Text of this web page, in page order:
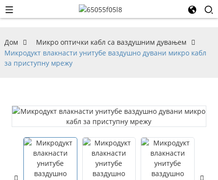
Дом
Микро оптички кабл са ваздушним дувањем
Микродукт влакнасти унитубе ваздушно дувани микро кабл
за приступну мрежу